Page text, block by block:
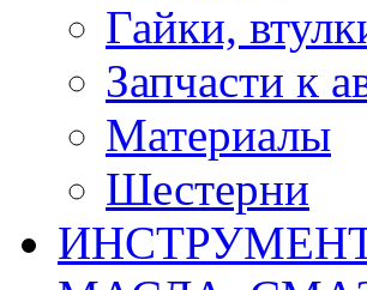
Гайки,
Запчасти к
Материалы
Шестерни